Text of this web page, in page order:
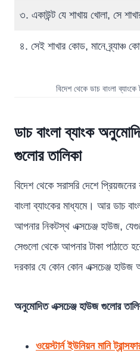
৩. একাউন্ট যে শাখায় খোলা, সে
৪. সেই শাখার কোড, মানে ব্র্যাঞ্চ
বিদেশ থেকে ডাচ বাংলা ব্যাংকে
ডাচ বাংলা ব্যাংক
গুলোর তালিকা
বিদেশ থেকে সরাসরি দেশে প্রিয়জনের
বাংলা ব্যাংকের মাধ্যমে। আর ডাচ
আপনার নিকটস্থ এক্সচেঞ্জ হাউজ,
সেগুলো থেকে আপনার টাকা পাঠাতে
দরকার যে কোন কোন এক্সচেঞ্জ হাউজ
অনুমোদিত এক্সচেঞ্জ হাউজ গুলোর
ওয়েস্টার্ন ইউনিয়ন মানি